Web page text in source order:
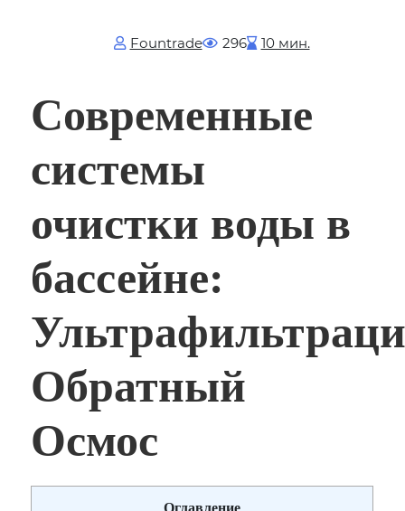
Fоuntrade 296 10 мин.
Современные
системы
очистки воды в
бассейне:
Обратный
Осмос